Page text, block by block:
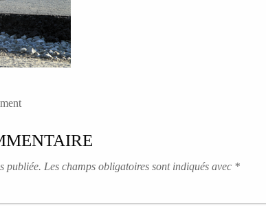
publiée. Les champs obligatoires sont indiqués avec *